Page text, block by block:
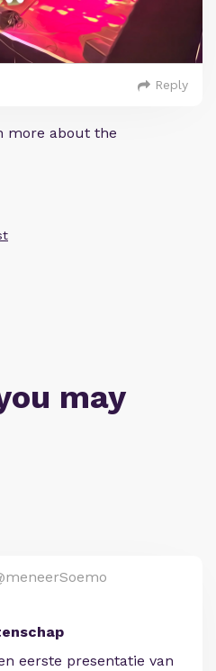
Reply
more about the
may
eerste presentatie van